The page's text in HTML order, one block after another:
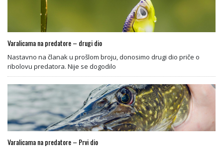
Varalicama na predatore – drugi dio
Nastavno na članak u prošlom broju, donosimo drugi dio priče o
ribolovu predatora. Nije se dogodilo
Varalicama na predatore – Prvi dio